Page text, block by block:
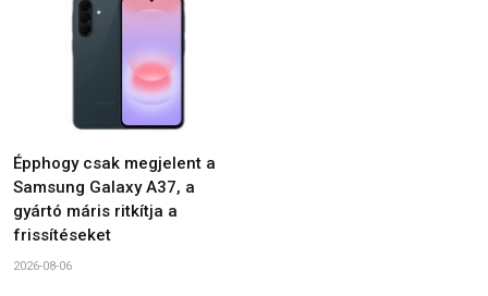
Épphogy csak megjelent a
Samsung Galaxy A37, a
gyártó máris ritkítja a
frissítéseket
2026-08-06